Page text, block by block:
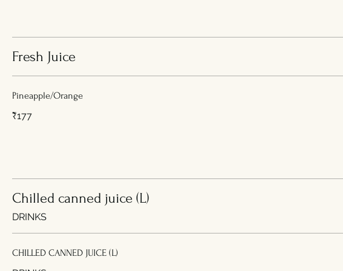
Fresh Juice
Pineapple/Orange
₹177
Chilled canned juice (L)
DRINKS
CHILLED CANNED JUICE (L)